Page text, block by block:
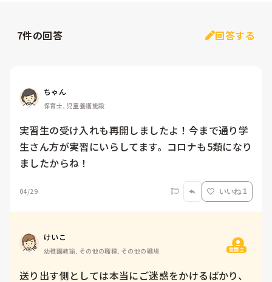
7件の回答 回答する
ちゃん
保育士, 児童養護施設
実習生の受け入れも再開しましたよ！今まで通り学
生さん方が実習にいらしてます。コロナも5類になり
ましたからね！
04/29 いいね 1
けいこ
幼稚園教諭, その他の職種, その他の職場 質問主
送り出す側としては本当にご迷惑をかけるばかり、